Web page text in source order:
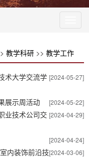
教学科研 >> 教学工作
[2024-05-27]
术大学交流学
[2024-05-22]
展示周活动
[2024-04-29]
业技术公司交
[2024-04-24]
[2024-03-06]
内装饰前沿技